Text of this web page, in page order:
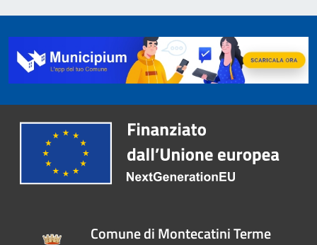
Comune di Montecatini Terme